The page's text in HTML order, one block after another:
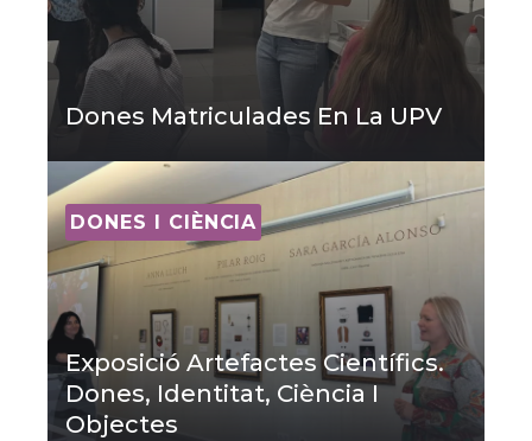
Dones Matriculades En La UPV
DONES I CIÈNCIA
Exposició Artefactes Científics.
Dones, Identitat, Ciència I
Objectes